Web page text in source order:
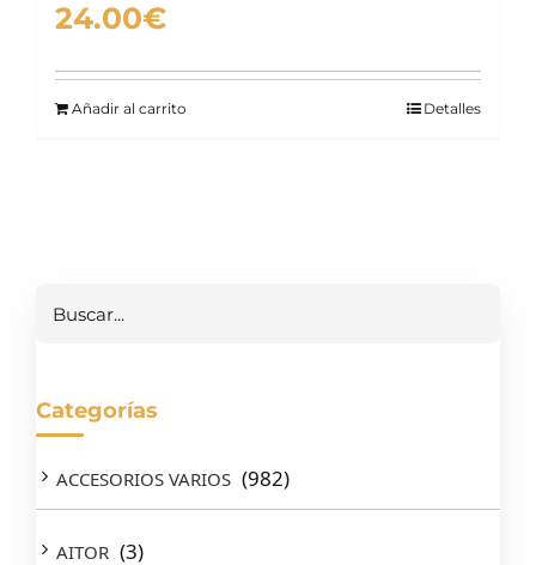
24.00€
Añadir al carrito Detalles
Categorías
ACCESORIOS VARIOS (982)
AITOR (3)